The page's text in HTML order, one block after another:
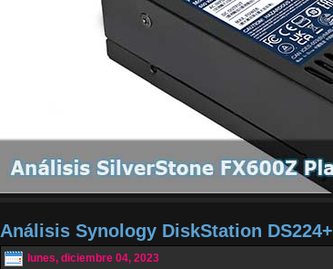
Análisis Synology DiskStation DS224+
lunes, diciembre 04, 2023